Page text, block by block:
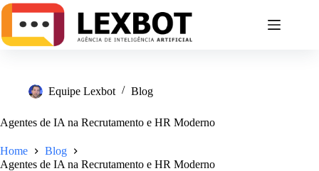
Equipe Lexbot Blog
Agentes de IA na Recrutamento e HR Moderno
Home
Blog
Agentes de IA na Recrutamento e HR Moderno